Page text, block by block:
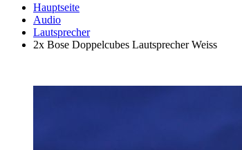
Hauptseite
Audio
Lautsprecher
2x Bose Doppelcubes Lautsprecher Weiss